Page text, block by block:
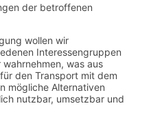
der betroffenen
wollen wir
Interessengruppen
was aus
den Transport mit dem
mögliche Alternativen
nutzbar, umsetzbar und